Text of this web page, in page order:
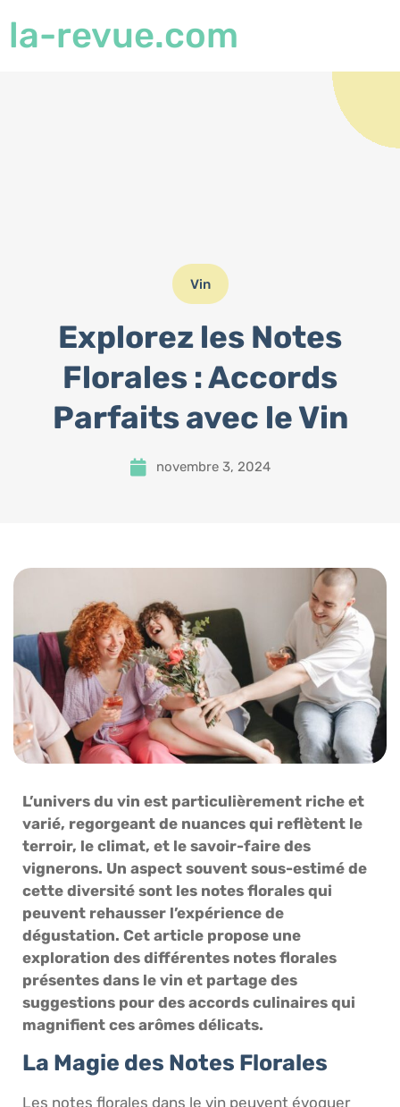
la-revue.com
Vin
Explorez les Notes
Florales : Accords
Parfaits avec le Vin
novembre 3, 2024
L’univers du vin est particulièrement riche et
varié, regorgeant de nuances qui reflètent le
terroir, le climat, et le savoir-faire des
vignerons. Un aspect souvent sous-estimé de
cette diversité sont les notes florales qui
peuvent rehausser l’expérience de
dégustation. Cet article propose une
exploration des différentes notes florales
présentes dans le vin et partage des
suggestions pour des accords culinaires qui
magnifient ces arômes délicats.
La Magie des Notes Florales
Les notes florales dans le vin peuvent évoquer